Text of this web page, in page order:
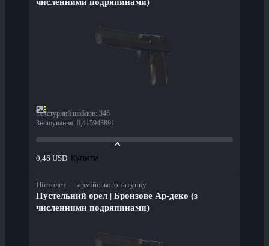
численними подряпинами)
Текстурний шаблон: 346
Зношування: 0,415943891
0,46 USD Купити
Пістолет — армійського ґатунку
Пустельний орел | Бронзове Ар-деко (з
численними подряпинами)